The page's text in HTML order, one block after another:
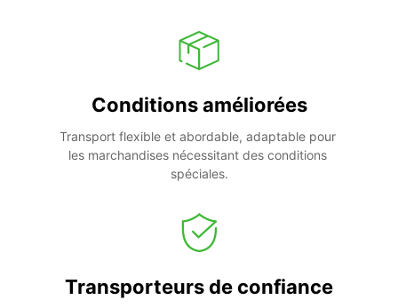
Conditions améliorées
Transport flexible et abordable, adaptable pour
les marchandises nécessitant des conditions
spéciales.
Transporteurs de confiance